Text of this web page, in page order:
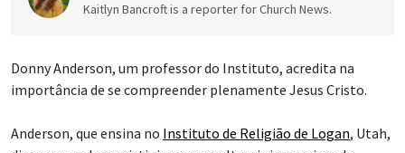
Kaitlyn Bancroft is a reporter for Church News.
Donny Anderson, um professor do Instituto, acredita na
importância de se compreender plenamente Jesus Cristo.
Anderson, que ensina no Instituto de Religião de Logan, Utah,